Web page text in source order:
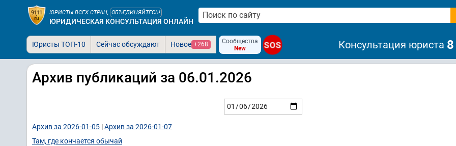
ЮРИСТЫ ВСЕХ СТРАН, ОБЪЕДИНЯЙТЕСЬ!
ЮРИДИЧЕСКАЯ КОНСУЛЬТАЦИЯ ОНЛАЙН
Юристы ТОП-10 Сейчас обсуждают Новое +268
Сообщества
New
SOS Консультация юриста
Архив публикаций за 06.01.2026
Архив за 2026-01-05 |Архив за 2026-01-07
Там, где кончается обычай